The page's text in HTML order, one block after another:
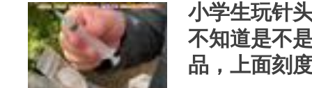
小学生玩针
不知道是不
品，上面刻